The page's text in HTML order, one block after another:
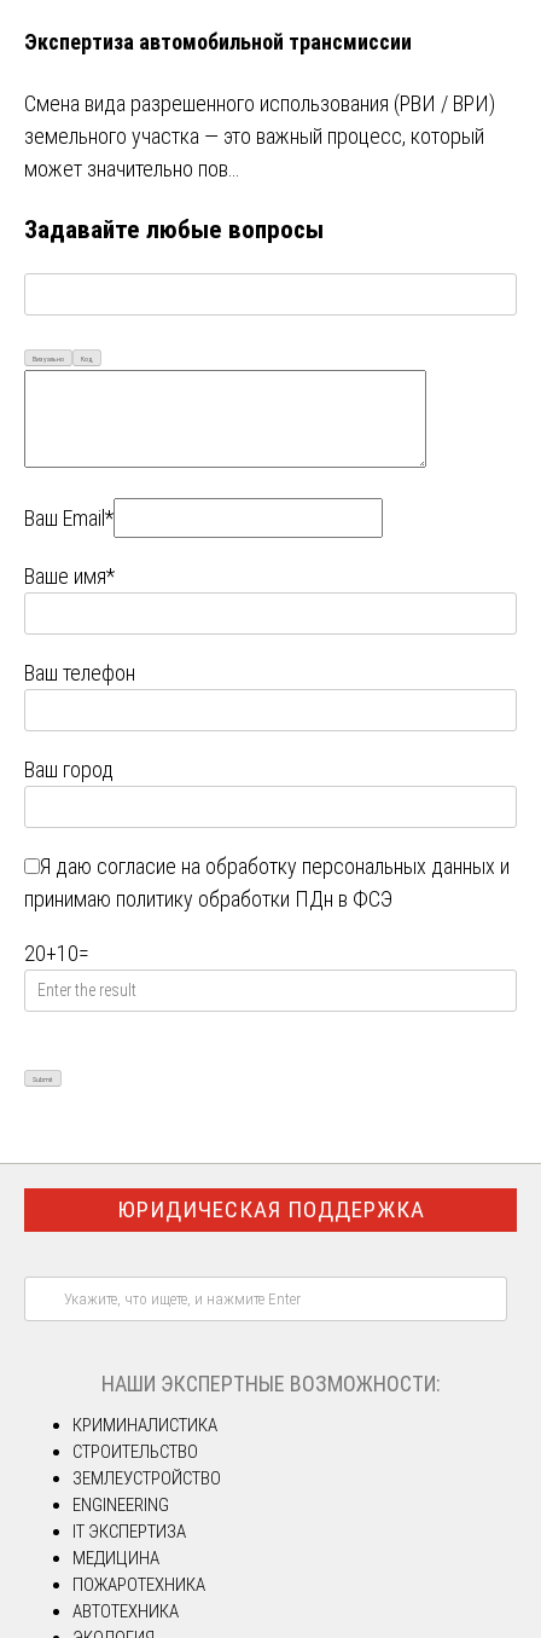
Экспертиза автомобильной трансмиссии
Смена вида разрешенного использования (РВИ / ВРИ)
земельного участка — это важный процесс, который
может значительно пов…
Задавайте любые вопросы
Визуально Код
Ваш Email*
Ваше имя*
Ваш телефон
Ваш город
Я даю согласие на обработку персональных данных и
принимаю политику обработки ПДн в ФСЭ
20+10=
ЮРИДИЧЕСКАЯ ПОДДЕРЖКА
НАШИ ЭКСПЕРТНЫЕ ВОЗМОЖНОСТИ:
КРИМИНАЛИСТИКА
СТРОИТЕЛЬСТВО
ЗЕМЛЕУСТРОЙСТВО
ENGINEERING
IT ЭКСПЕРТИЗА
МЕДИЦИНА
ПОЖАРОТЕХНИКА
АВТОТЕХНИКА